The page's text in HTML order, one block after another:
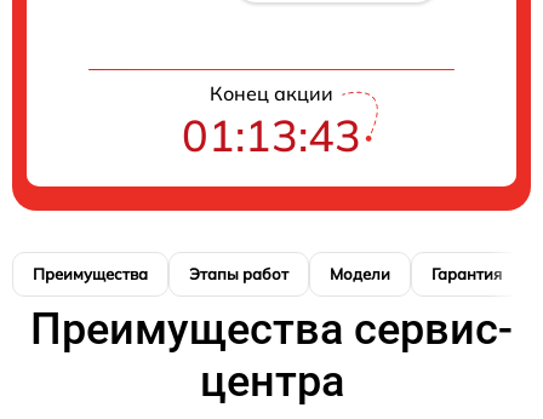
Конец акции
01:13:42
Преимущества Этапы работ Модели Гарантия
Преимущества сервис-
центра